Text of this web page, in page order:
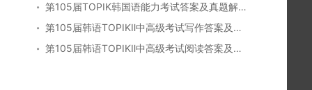
第105届TOPIK韩国语能力考试答案及真题解析汇总
第105届韩语TOPIKⅡ中高级考试写作答案及真题解析
第105届韩语TOPIKⅡ中高级考试阅读答案及真题解析